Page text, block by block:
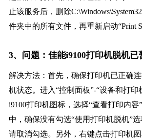
止该服务后，删除
件夹中的所有文件，再重新启动“Print
3、问题：佳能i9100打印机脱机已
解决方法：首先，确保打印机已正确
机状态。进入“控制面板”-“设备和打印
i9100打印机图标，选择“查看打印内容
中，确保没有勾选“使用打印机脱机”选
请取消勾选。另外，右键点击打印机